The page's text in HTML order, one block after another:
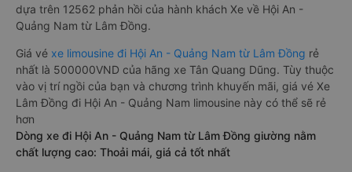
dựa trên 12562 phản hồi của hành khách Xe về Hội An -
Quảng Nam từ Lâm Đồng.
Giá vé xe limousine đi Hội An - Quảng Nam từ Lâm Đồng rẻ
nhất là 500000VND của hãng xe Tân Quang Dũng. Tùy thuộc
vào vị trí ngồi của bạn và chương trình khuyến mãi, giá vé Xe
Lâm Đồng đi Hội An - Quảng Nam limousine này có thể sẽ rẻ
hơn
Dòng xe đi Hội An - Quảng Nam từ Lâm Đồng giường nằm
chất lượng cao: Thoải mái, giá cả tốt nhất